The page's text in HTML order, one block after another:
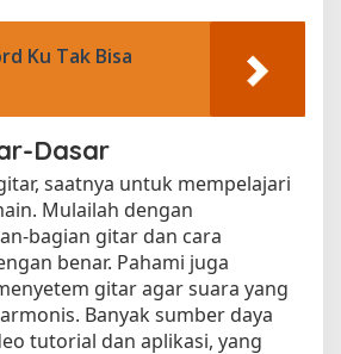
Ku Tak Bisa
Dasar
saatnya untuk mempelajari
Mulailah dengan
bagian gitar dan cara
benar. Pahami juga
gitar agar suara yang
Banyak sumber daya
tutorial dan aplikasi, yang